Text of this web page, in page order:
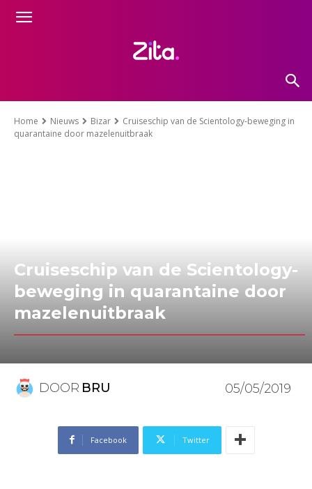
Home Nieuws Bizar
Cruiseschip van de Scientology-beweging in
quarantaine door mazelenuitbraak
Cruiseschip van de Scientology-
beweging in quarantaine door
mazelenuitbraak
DOOR BRU 05/05/2019
Facebook Twitter